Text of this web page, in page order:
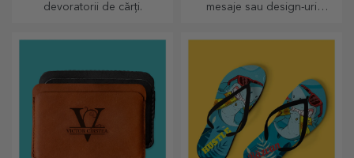
devoratorii de cărți.
mesaje sau design-uri